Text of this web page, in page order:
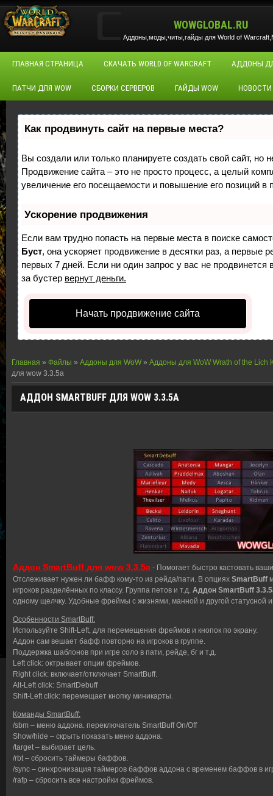
WOWGLOBAL.RU
Аддоны,моды,читы,гайды для World of
ГЛАВНАЯ СТРАНИЦА СКАЧАТЬ WORLD OF WARCRAFT АДДОНЫ
ПАТЧИ ДЛЯ WOW СБОРКИ СЕРВЕРОВ ГАЙДЫ WOW НОВОСТИ
Как продвинуть сайт на первые места?
Вы создали или только планируете создать свой сайт, но
Продвижение сайта – это не просто процесс, а целый
увеличение его посещаемости и повышение его позиций в
Ускорение продвижения
Если вам трудно попасть на первые места в поиске
Буст, она ускоряет продвижение в десятки раз, а первые
первых 7 дней. Если ни один запрос у вас не продвинется
за бустер вернут деньги.
Начать продвижение сайта
Главная » Файлы » Аддоны для WoW » Аддоны для WoW Wrath of the Lich
для wow 3.3.5a
АДДОН SMARTBUFF ДЛЯ WOW 3.3.5A
Аддон SmartBuff для wow 3.3.5a - Помогает быстро кастовать
Отслеживает нужен ли бафф кому-то из рейда/пати. В опциях SmartBuff
игроков разделённых по классу. Группа петов и т.д. Аддон SmartBuff
одному щелчку. Удобные фреймы с жизнями, манной и другой статусной
Особенности SmartBuff:
Используйте Shift-Left, для перемещения фреймов и кнопок по экрану.
Аддон сам вешает бафф повторно на игроков в группе.
Поддержка шаблонов при игре соло в пати, рейде, бг и т.д.
Left click: октрывает опции фреймов.
Right click: включает/отключает SmartBuff.
Alt-Left click: SmartDebuff
Shift-Left click: перемещает кнопку миникарты.
Команды SmartBuff:
/sbm – меню аддона. переключатель SmartBuff On/Off
Show/hide – скрыть показать меню аддона.
/target – выбирает цель.
/rbt – сбросить таймеры баффов.
/sync – синхронизация таймеров баффов аддона с временем баффов в
/rafp – сбросить все настройки фреймов.